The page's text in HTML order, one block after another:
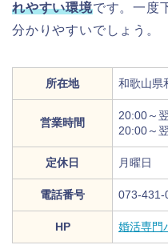
れやすい環境です。一度
分かりやすいでしょう。
所在地 和歌山県
営業時間
20:00～
20:00～
定休日 月曜日
電話番号
HP 婚活専門